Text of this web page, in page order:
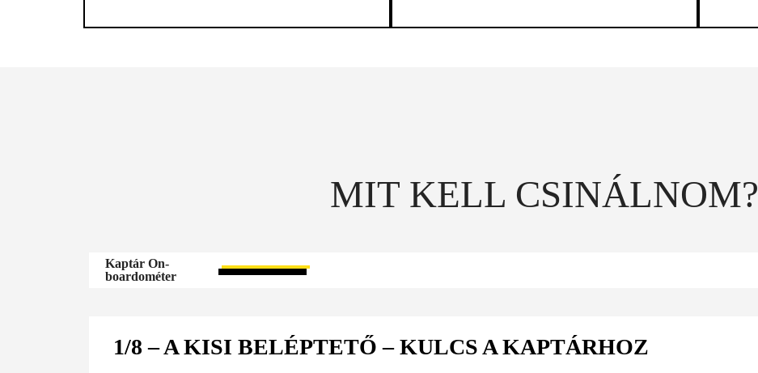
MIT KELL CSINÁLNOM?
Kaptár On-
boardométer
1/8 – A KISI BELÉPTETŐ – KULCS A KAPTÁRHOZ